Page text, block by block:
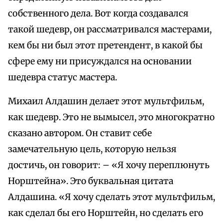
собственного дела. Вот когда создавался
такой шедевр, он рассматривался мастерами,
кем бы ни был этот претендент, в какой бы
сфере ему ни присуждался на основании
шедевра статус мастера.
Михаил Алдашин делает этот мультфильм,
как шедевр. Это не вымысел, это многократно
сказано автором. Он ставит себе
замечательную цель, которую нельзя
достичь, он говорит: – «Я хочу переплюнуть
Норштейна». Это буквальная цитата
Алдашина. «Я хочу сделать этот мультфильм,
как сделал бы его Норштейн, но сделать его